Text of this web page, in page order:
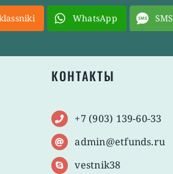
WhatsApp SMS
КОНТАКТЫ
+7 (903) 139-60-33
admin@etfunds.ru
vestnik38